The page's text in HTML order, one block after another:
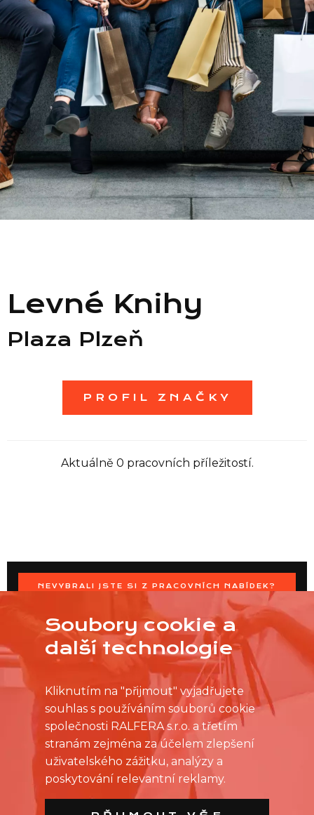
Seznam prodejen
Informace
Levné Knihy
Plaza Plzeň
PROFIL ZNAČKY
Aktuálně 0 pracovních příležitostí.
NEVYBRALI JSTE SI Z PRACOVNÍCH NABÍDEK?
OSLOVTE PRODEJNU PŘÍMO S VAŠIMI ČASOVÝMI
MOŽNOSTMI
Soubory cookie a
další technologie
Kliknutím na "přijmout" vyjadřujete
souhlas s používáním souborů cookie
společnosti RALFERA s.r.o. a třetím
stranám zejména za účelem zlepšení
uživatelského zážitku, analýzy a
poskytování relevantní reklamy.